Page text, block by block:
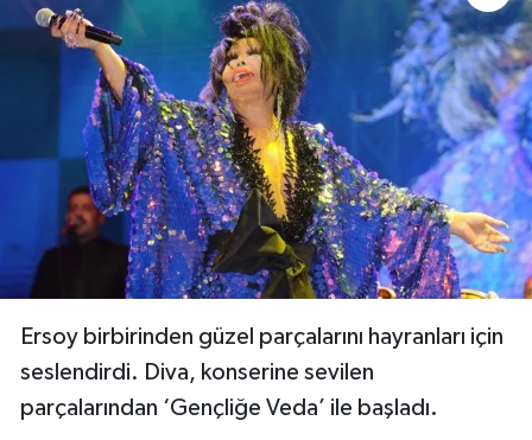
Ersoy birbirinden güzel parçalarını hayranları için
seslendirdi. Diva, konserine sevilen
parçalarından ‘Gençliğe Veda’ ile başladı.